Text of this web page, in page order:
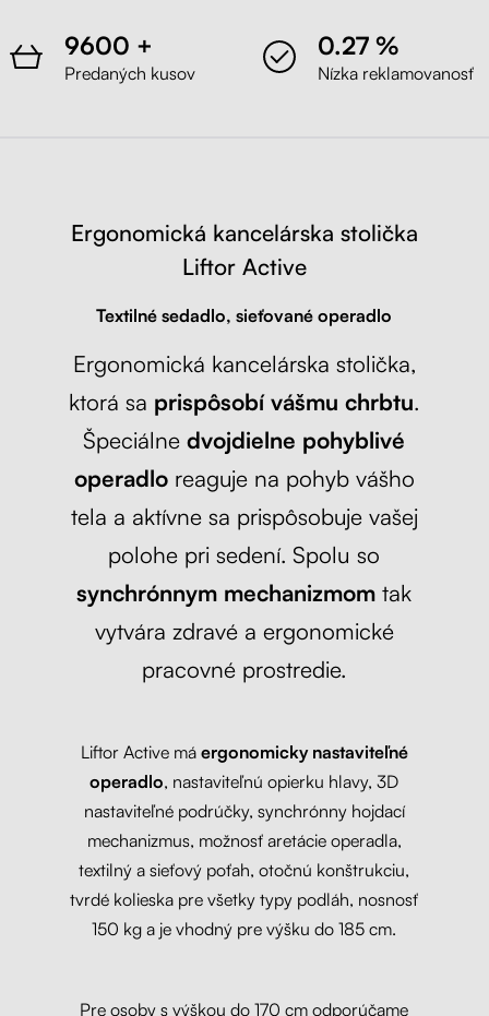
Čierna
9600 +
Predaných kusov
0.27 %
Nízka reklamovanosť
Ergonomická kancelárska stolička
Liftor Active
Textilné sedadlo, sieťované operadlo
Ergonomická kancelárska stolička,
ktorá sa prispôsobí vášmu chrbtu.
Špeciálnedvojdielne pohyblivé
operadloreaguje na pohyb vášho
tela a aktívne sa prispôsobuje vašej
polohe pri sedení. Spolu so
synchrónnym mechanizmom tak
vytvára zdravé a ergonomické
pracovné prostredie.
Liftor Active má ergonomicky nastaviteľné
operadlo, nastaviteľnú opierku hlavy, 3D
nastaviteľné podrúčky, synchrónny hojdací
mechanizmus, možnosť aretácie operadla,
textilný a sieťový poťah, otočnú konštrukciu,
tvrdé kolieska pre všetky typy podláh, nosnosť
150 kg a je vhodný pre výšku do 185 cm.
Pre osoby s výškou do 170 cm odporúčame